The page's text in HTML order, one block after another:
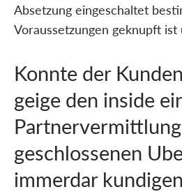
Absetzung eingeschaltet
Voraussetzungen geknupft ist
Konnte der
geige den inside
Partnervermittlung
geschlossenen
immerdar